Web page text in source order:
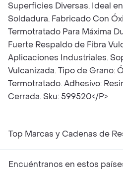
Superficies Diversas. Ideal
Soldadura. Fabricado Con
Termotratado Para Máxima
Fuerte Respaldo de Fibra
Aplicaciones Industriales.
Vulcanizada. Tipo de Grano:
Termotratado. Adhesivo:
Cerrada. Sku: 599520</P>
Top Marcas y Cadenas de
Encuéntranos en estos